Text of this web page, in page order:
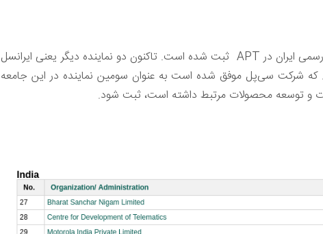
شرکت پیشرو اندیشه‌پرداز سی‌پل به عنوان سومین نماینده رسمی ایران در APT ثبت شده است. تاکنون دو نماینده دیگر یعنی ایرانسل
شرکت سی‌پل موفق شده است به عنوان سومین نماینده در این جامعه
و توسعه محصولات مرتبط داشته است، ثبت شود.